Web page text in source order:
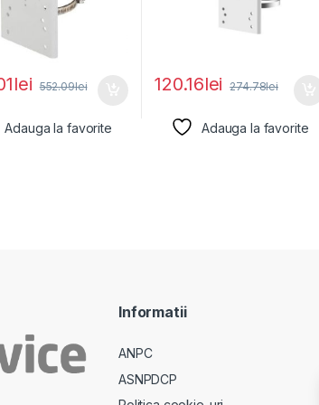
lei 552.09lei
Adauga la favorite
120.16lei 274.78lei
Adauga la favorite
Informatii
ANPC
ASNPDCP